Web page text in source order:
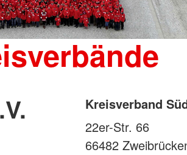
Kreisverband
22er-Str. 66
66482